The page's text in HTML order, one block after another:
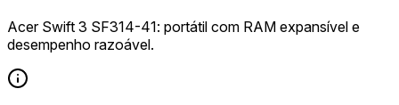
Acer Swift 3 SF314-41: portátil com RAM expansível e
desempenho razoável.